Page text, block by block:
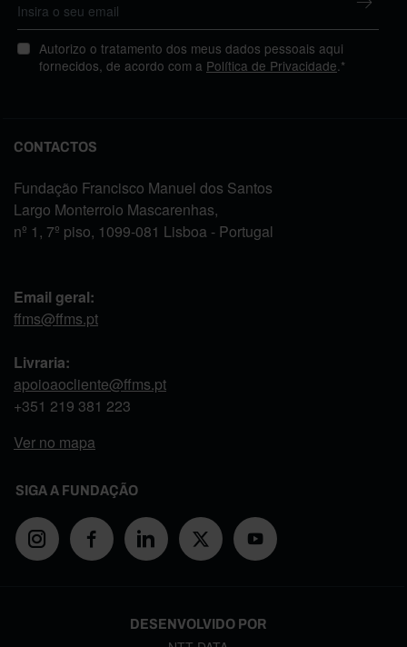
Autorizo o tratamento dos meus dados pessoais aqui
fornecidos, de acordo com a Política de Privacidade.*
CONTACTOS
Fundação Francisco Manuel dos Santos
Largo Monterroio Mascarenhas,
nº 1, 7º piso, 1099-081 Lisboa - Portugal
Email geral:
ffms@ffms.pt
Livraria:
apoioaocliente@ffms.pt
+351 219 381 223
Ver no mapa
SIGA A FUNDAÇÃO
DESENVOLVIDO POR